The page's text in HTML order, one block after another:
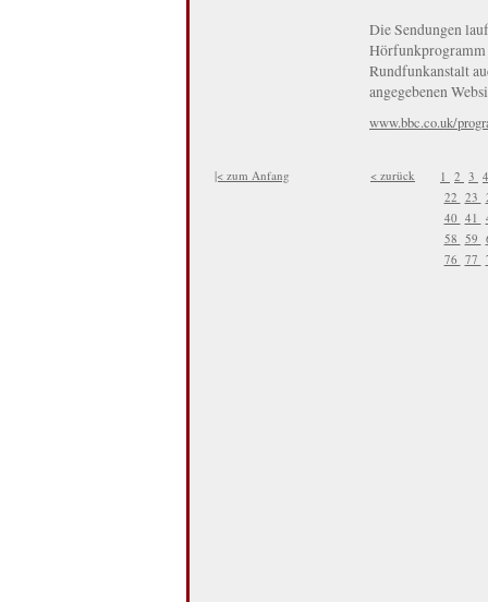
Die Sendungen
Hörfunkprogramm
Rundfunkanstalt
angegebenen
www.bbc.co.uk/
|< zum Anfang < zurück 1 2 3
22 23
40 41
58 59
76 77